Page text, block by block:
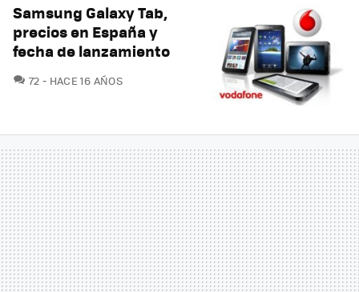
Samsung Galaxy Tab,
precios en España y
fecha de lanzamiento
72 COMENTARIOS
HACE 16 AÑOS